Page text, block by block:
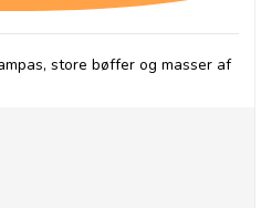
store bøffer og masser af